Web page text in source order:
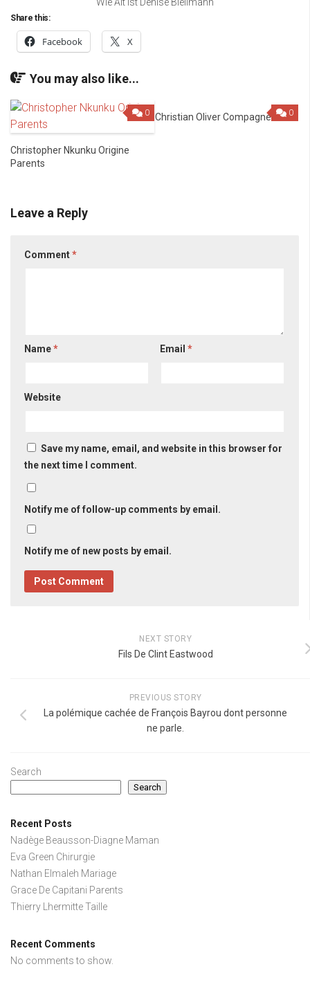
Share this:
Facebook X
You may also like...
0
Christopher Nkunku Origine
Parents
0
Christian Oliver Compagne
Leave a Reply
Comment*
Name* Email*
Website
Save my name, email, and website in this browser for
the next time I comment.
Notify me of follow-up comments by email.
Notify me of new posts by email.
NEXT STORY
Fils De Clint Eastwood
PREVIOUS STORY
La polémique cachée de François Bayrou dont personne
ne parle.
Search
Search
Recent Posts
Nadège Beausson-Diagne Maman
Eva Green Chirurgie
Nathan Elmaleh Mariage
Grace De Capitani Parents
Thierry Lhermitte Taille
Recent Comments
No comments to show.